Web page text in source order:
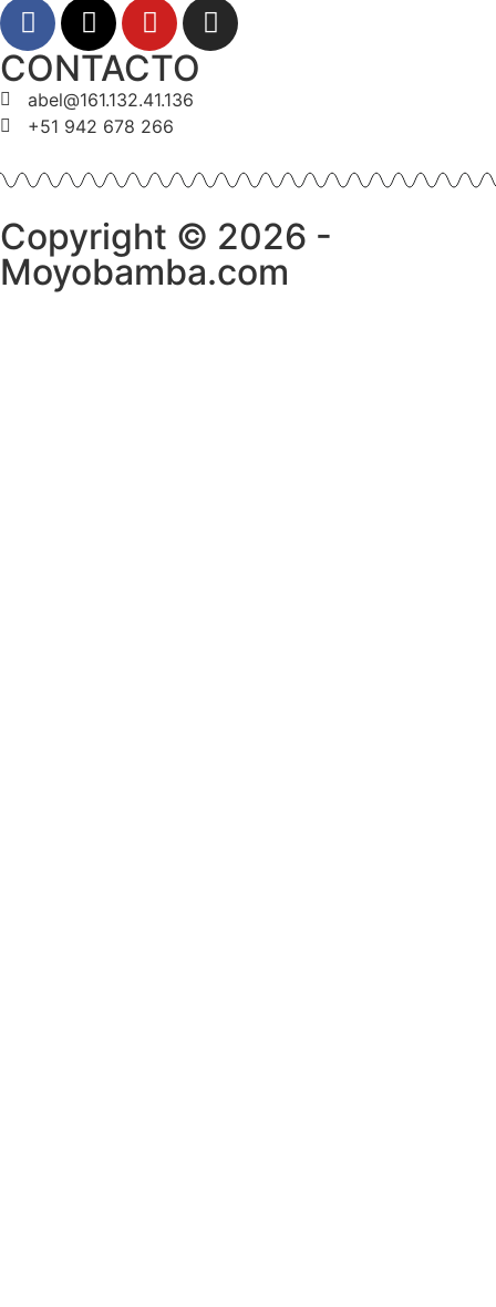
CONTACTO
abel@161.132.41.136
+51 942 678 266
Copyright © 2026 -
Moyobamba.com